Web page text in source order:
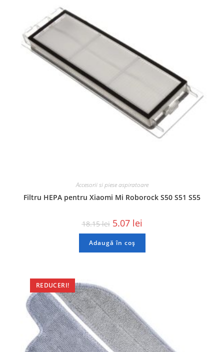
Accesorii si piese aspiratoare
Filtru HEPA pentru Xiaomi Mi Roborock S50 S51 S55
18.15lei 5.07 lei
Adaugă în coș
REDUCERI!